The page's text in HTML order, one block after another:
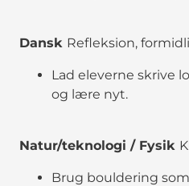
Dansk Refleksion,
Lad eleverne skrive
og lære nyt.
Natur/teknologi / Fysik
Brug bouldering